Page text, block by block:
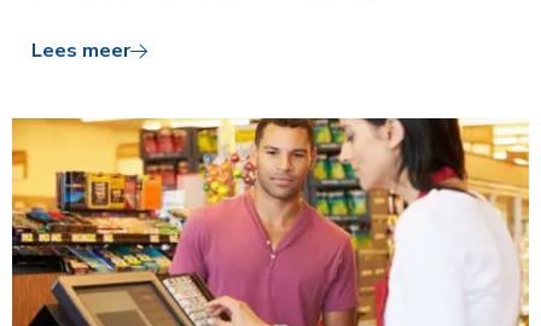
Lees meer